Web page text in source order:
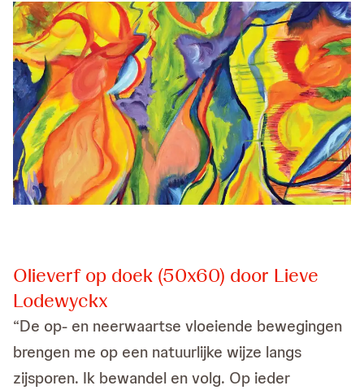
Olieverf op doek (50x60) door Lieve
Lodewyckx
“De op- en neerwaartse vloeiende bewegingen
brengen me op een natuurlijke wijze langs
zijsporen. Ik bewandel en volg. Op ieder